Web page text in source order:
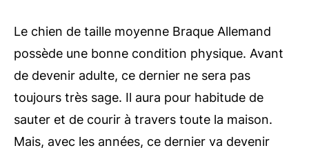
Le chien de taille moyenne Braque Allemand
possède une bonne condition physique. Avant
de devenir adulte, ce dernier ne sera pas
toujours très sage. Il aura pour habitude de
sauter et de courir à travers toute la maison.
Mais, avec les années, ce dernier va devenir